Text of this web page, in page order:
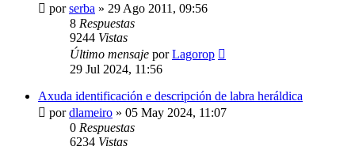
porserba » 29 Ago 2011, 09:56
8 Respuestas
9244 Vistas
Último mensaje porLagorop
29 Jul 2024, 11:56
Axuda identificación e descripción de labra heráldica
pordlameiro » 05 May 2024, 11:07
0 Respuestas
6234 Vistas